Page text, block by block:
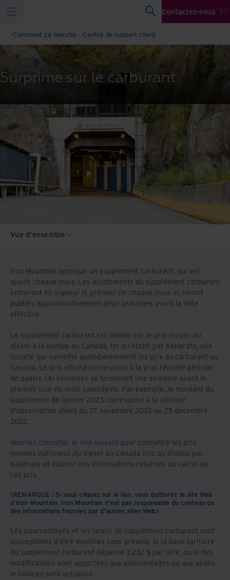
Contactez-nous
Comment ça marche - Centre de support client
Surprime sur le carburant
Vue d'ensemble
Iron Mountain applique un supplément carburant, qui est
ajusté chaque mois. Les ajustements du supplément carburant
entreront en vigueur le premier de chaque mois et seront
publiés approximativement deux semaines avant la date
effective.
Le supplément carburant est indexé sur le prix moyen du
diesel à la pompe au Canada, tel qu'établi par Kalibrate, une
société qui surveille quotidiennement les prix du carburant au
Canada. Le prix affiché correspond à la plus récente période
de quatre (4) semaines se terminant une semaine avant le
premier jour du mois calendaire. Par exemple, le montant du
supplément de janvier 2023 correspond à la période
d'observation allant du 27 novembre 2022 au 25 décembre
2022.
Veuillez consulter le lien suivant pour connaître les prix
moyens nationaux du diesel au Canada tels qu'établis par
Kalibrate et obtenir des informations relatives au calcul de
ces prix.
(REMARQUE : Si vous cliquez sur le lien, vous quitterez le site Web
d'Iron Mountain. Iron Mountain n'est pas responsable du contenu ou
des informations fournies par d'autres sites Web.)
Les pourcentages et les seuils de supplément carburant sont
susceptibles d'être modifiés sans préavis. Si la base tarifaire
du supplément carburant dépasse 3.232 $ par litre, ou si des
modifications sont apportées aux pourcentages ou aux seuils,
le tableau sera actualisé.